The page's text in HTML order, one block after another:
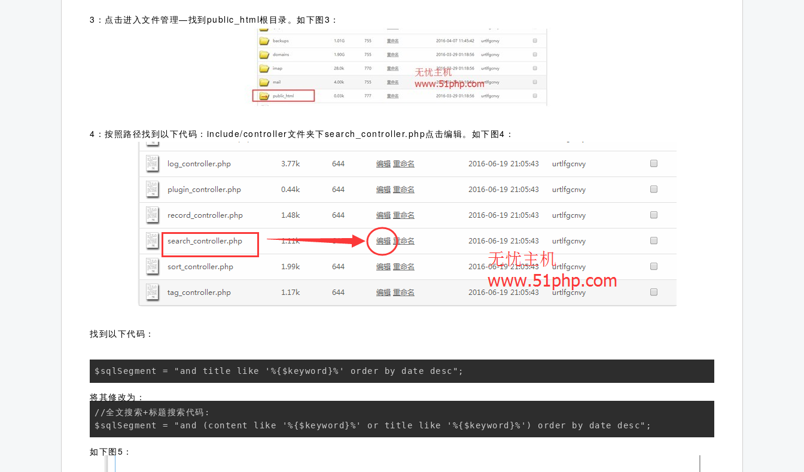
3：点击进入文件管理—找到public_html根目录。如下图3：
4：按照路径找到以下代码：include/controller文件夹下search_controller.php点击编辑。如下图4：
找到以下代码：
$sqlSegment = "and title like '%{$keyword}%' order by date desc";
将其修改为：
//全文搜索+标题搜索代码:
$sqlSegment = "and (content like '%{$keyword}%' or title like '%{$keyword}%') order by date desc";
如下图5：